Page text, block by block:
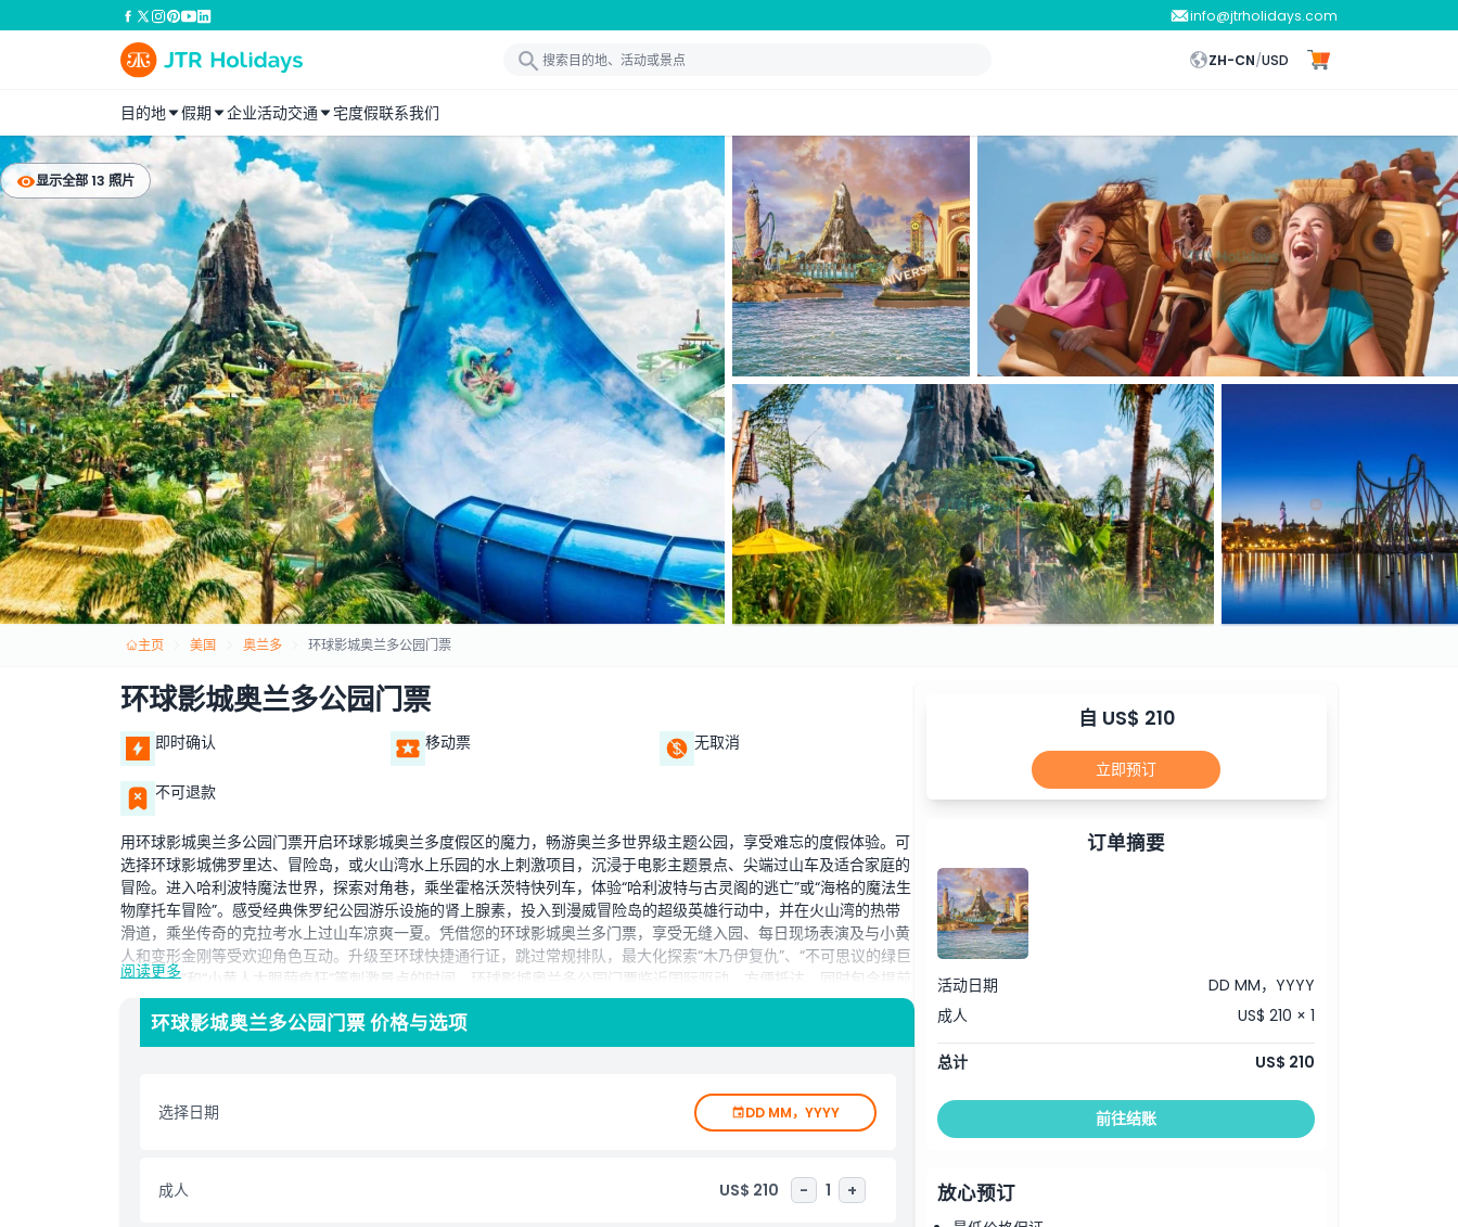
info@jtrholidays.com
ZH-CN/USD
目的地 假期 企业活动交通 宅度假联系我们
显示全部 13 照片
主页 美国 奥兰多 环球影城奥兰多公园门票
环球影城奥兰多公园门票
即时确认 移动票 无取消
不可退款
用环球影城奥兰多公园门票开启环球影城奥兰多度假区的魔力，畅游奥兰多世界级主题公园，享受难忘的度假体验。可
选择环球影城佛罗里达、冒险岛，或火山湾水上乐园的水上刺激项目，沉浸于电影主题景点、尖端过山车及适合家庭的
冒险。进入哈利波特魔法世界，探索对角巷，乘坐霍格沃茨特快列车，体验“哈利波特与古灵阁的逃亡”或“海格的魔法生
物摩托车冒险”。感受经典侏罗纪公园游乐设施的肾上腺素，投入到漫威冒险岛的超级英雄行动中，并在火山湾的热带
滑道，乘坐传奇的克拉考水上过山车凉爽一夏。凭借您的环球影城奥兰多门票，享受无缝入园、每日现场表演及与小黄
人和变形金刚等受欢迎角色互动。升级至环球快捷通行证，跳过常规排队，最大化探索“木乃伊复仇”、“不可思议的绿巨
人过山车”和“小黄人大眼萌疯狂”等刺激景点的时间。环球影城奥兰多公园门票临近国际驱动，方便抵达，同时包含提前
入园、餐饮折扣及专属酒店套餐等福利。非常适合家庭度假、奥兰多一日游及佛罗里达度假行程，此门票确保您体验中
佛罗里达最佳环球影城景点、主题公园刺激及电影魔力。立即预订您的环球影城奥兰多门票，创造终生难忘的回忆。
阅读更多
环球影城奥兰多公园门票 价格与选项
选择日期 DD MM，YYYY
成人 US$ 210 - 1 +
自 US$ 210
立即预订
订单摘要
活动日期
DD MM，YYYY
成人
US$ 210 × 1
总计 US$ 210
前往结账
放心预订